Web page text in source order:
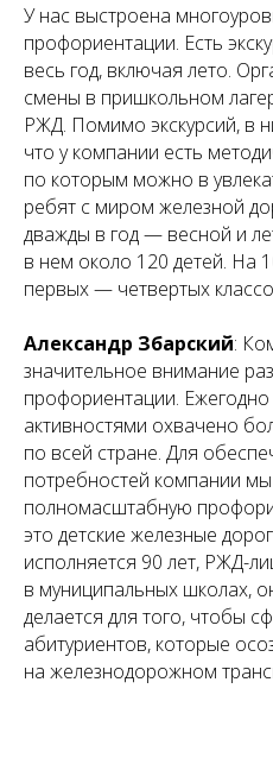
У нас выстроена
профориентации. Есть
весь год, включая лето.
смены в пришкольном
РЖД. Помимо экскурсий, в
что у компании есть
по которым можно в
ребят с миром железной
дважды в год — весной и
в нем около 120 детей. На
первых — четвертых
Александр Збарский:
значительное внимание
профориентации.
активностями охвачено
по всей стране. Для
потребностей компании
полномасштабную
это детские железные
исполняется 90 лет, РЖД-
в муниципальных школах,
делается для того, чтобы
абитуриентов, которые
на железнодорожном